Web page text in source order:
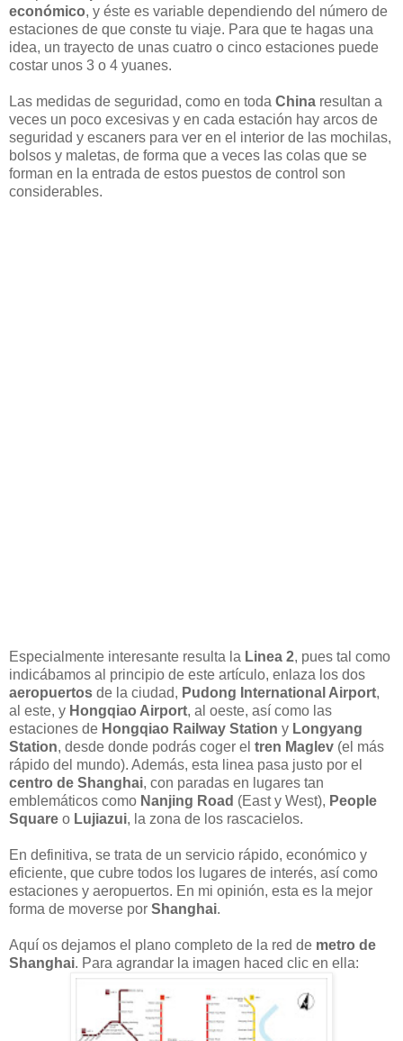
económico, y éste es variable dependiendo del número de
estaciones de que conste tu viaje. Para que te hagas una
idea, un trayecto de unas cuatro o cinco estaciones puede
costar unos 3 o 4 yuanes.
Las medidas de seguridad, como en toda China resultan a
veces un poco excesivas y en cada estación hay arcos de
seguridad y escaners para ver en el interior de las mochilas,
bolsos y maletas, de forma que a veces las colas que se
forman en la entrada de estos puestos de control son
considerables.
Especialmente interesante resulta la Linea 2, pues tal como
indicábamos al principio de este artículo, enlaza los dos
aeropuertos de la ciudad, Pudong International Airport,
al este, y Hongqiao Airport, al oeste, así como las
estaciones de Hongqiao Railway Station y Longyang
Station, desde donde podrás coger el tren Maglev (el más
rápido del mundo). Además, esta linea pasa justo por el
centro de Shanghai, con paradas en lugares tan
emblemáticos como Nanjing Road (East y West), People
Square o Lujiazui, la zona de los rascacielos.
En definitiva, se trata de un servicio rápido, económico y
eficiente, que cubre todos los lugares de interés, así como
estaciones y aeropuertos. En mi opinión, esta es la mejor
forma de moverse por Shanghai.
Aquí os dejamos el plano completo de la red de metro de
Shanghai. Para agrandar la imagen haced clic en ella: